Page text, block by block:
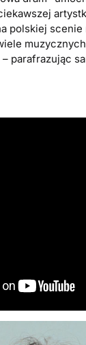
polskiej
muzycznych
parafrazując